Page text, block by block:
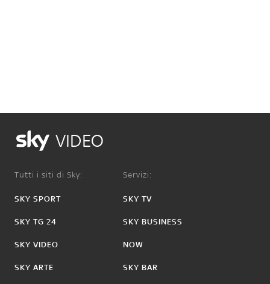
VIDEO
Tutti i siti di Sky:
SKY SPORT
SKY TG 24
SKY VIDEO
SKY ARTE
Servizi:
SKY TV
SKY BUSINESS
NOW
SKY BAR